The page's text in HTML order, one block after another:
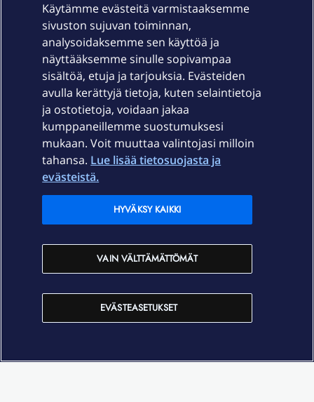
Laitteet & liittymät
Palvelut
Ajankohtaista
Elisa Oyj
In English
Käytämme evästeitä varmistaaksemme
sivuston sujuvan toiminnan,
analysoidaksemme sen käyttöä ja
näyttääksemme sinulle sopivampaa
sisältöä, etuja ja tarjouksia. Evästeiden
avulla kerättyjä tietoja, kuten selaintietoja
ja ostotietoja, voidaan jakaa
kumppaneillemme suostumuksesi
mukaan. Voit muuttaa valintojasi milloin
tahansa. Lue lisää tietosuojasta ja
evästeistä.
EVÄSTEASETUKSET
VAIN VÄLTTÄMÄTTÖMÄT
HYVÄKSY KAIKKI